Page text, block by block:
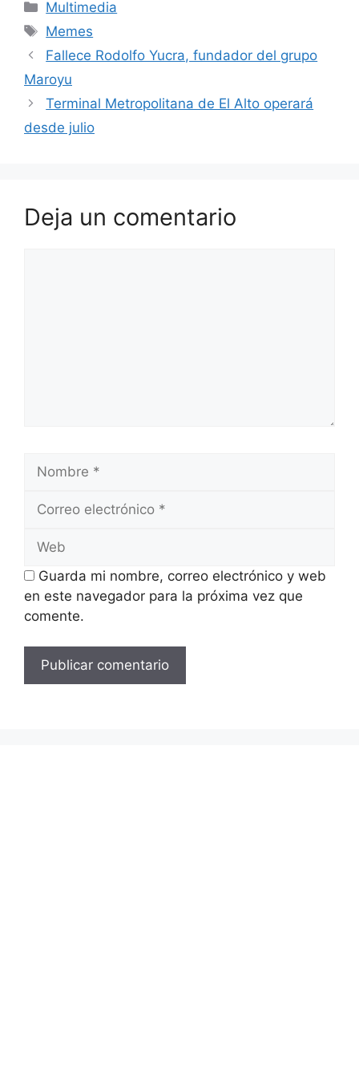
k
p
p
e
r
g
r
a
m
t
e
e
s
t
a
i
o
m
p
a
t
Categorías
Multimedia
Etiquetas
Memes
Fallece Rodolfo Yucra, fundador del grupo
Maroyu
Terminal Metropolitana de El Alto operará
desde julio
Deja un comentario
electrónico
Guarda mi nombre, correo electrónico y web
en este navegador para la próxima vez que
comente.